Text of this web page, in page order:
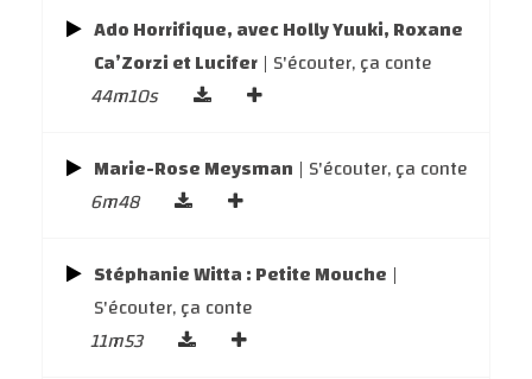
Ado Horrifique, avec Holly Yuuki, Roxane
Ca’Zorzi et Lucifer | S'écouter, ça conte
44m10s
Marie-Rose Meysman | S'écouter, ça conte
6m48
Stéphanie Witta : Petite Mouche |
S'écouter, ça conte
11m53